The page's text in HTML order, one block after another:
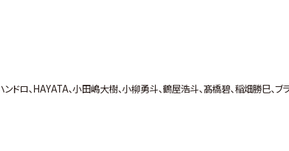
ロ、HAYATA、小田嶋大樹、小柳勇斗、鶴屋浩斗、髙橋碧、稲畑勝巳、ブ